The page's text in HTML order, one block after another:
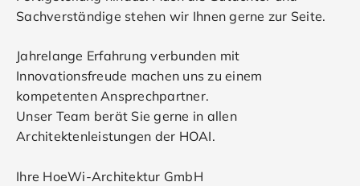
Sachverständige stehen wir Ihnen gerne zur Seite.
Jahrelange Erfahrung verbunden mit
Innovationsfreude machen uns zu einem
kompetenten Ansprechpartner.
Unser Team berät Sie gerne in allen
Architektenleistungen der HOAI.
Ihre HoeWi-Architektur GmbH